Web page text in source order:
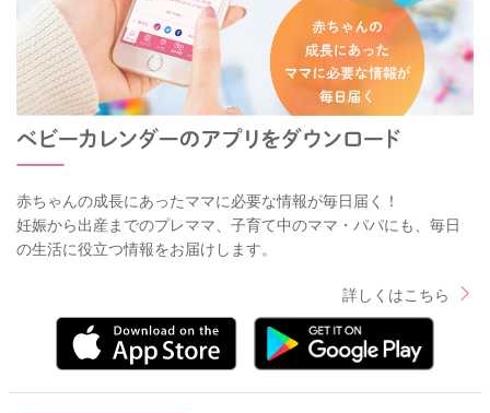
赤ちゃんの成長にあったママに必要な情報が毎日届く！
妊娠から出産までのプレママ、子育て中のママ・パパにも、毎日
の生活に役立つ情報をお届けします。
詳しくはこちら